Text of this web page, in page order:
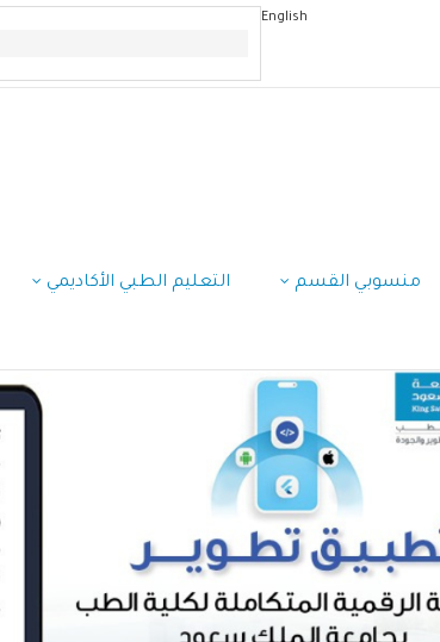
English
منسوبي القسم التعليم الطبي الأكاديمي